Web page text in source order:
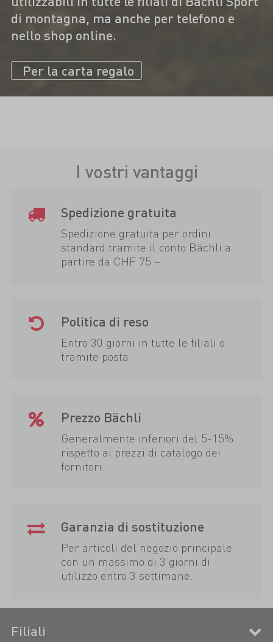
di montagna, ma anche per telefono e
nello shop online.
Per la carta regalo
I vostri vantaggi
Spedizione gratuita
Spedizione gratuita per ordini
standard tramite il conto Bächli a
partire da CHF 75.–.
Politica di reso
Entro 30 giorni in tutte le filiali o
tramite posta.
Prezzo Bächli
Generalmente inferiori del 5-15%
rispetto ai prezzi di catalogo dei
fornitori.
Garanzia di sostituzione
Per articoli del negozio principale
con un massimo di 3 giorni di
utilizzo entro 3 settimane.
Filiali